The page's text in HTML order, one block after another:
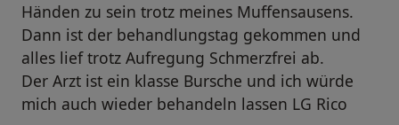
Händen zu sein trotz meines Muffensausens.
Dann ist der behandlungstag gekommen und
alles lief trotz Aufregung Schmerzfrei ab.
Der Arzt ist ein klasse Bursche und ich würde
mich auch wieder behandeln lassen LG Rico